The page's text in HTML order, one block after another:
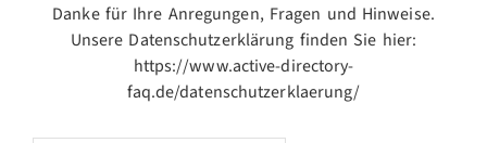
Danke für Ihre Anregungen, Fragen und Hinweise.
Unsere Datenschutzerklärung finden Sie hier:
https://www.active-directory-
faq.de/datenschutzerklaerung/